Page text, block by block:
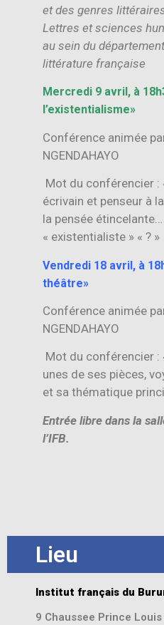
et des genres
Lettres et sciences
au sein du
littérature française
Mercredi 9 avril, à
l’existentialisme»
Conférence animée
NGENDAHAYO
Mot du conférencier :
écrivain et penseur à
la pensée
« existentialiste » « ? »
Vendredi 18 avril, à
théâtre»
Conférence animée
NGENDAHAYO
Mot du conférencier :
unes de ses pièces,
et sa thématique
Entrée libre dans la
l’IFB.
Lieu
Institut français du
9 Chaussee Prince